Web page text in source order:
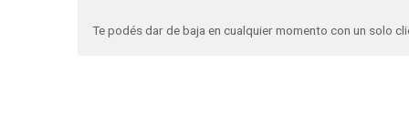
Te podés dar de baja en cualquier momento con un solo